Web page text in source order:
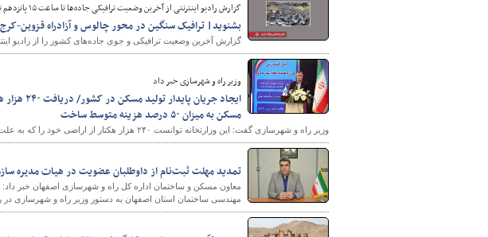
گزارش رادیو اینترنتی از آخرین وضعیت ترافیکی جاده‌ها تا ساعت ۱۵ پانزدهم تیر
بشنوید| ترافیک سنگین در محور چالوس و آزادراه‌ قزوین-کرج
گزارش آخرین وضعیت ترافیکی و جوی جاده‌های کشور را از رادیو
وزیر راه و شهرسازی خبر داد
ایجاد
مسکن به میزان ۵۰ درصد هزینه متوسط ساخت
وزیر راه و شهرسازی گفت: این وزارتخانه توانست ۲۴۰ هزار هکتار از اراضی خود را که به علت تناقصات قانونی خارج از دسترس بودند، تحویل بگیرد.
تمدید مهلت ثبت‌نام از داوطلبان عضویت در هیات مدیره
معاون مسکن و ساختمان اداره کل راه و شهرسازی اصفهان خبر
مهندسی ساختمان استان اصفهان به دستور وزیر راه و شهرسازی در روزهای سه شنبه و